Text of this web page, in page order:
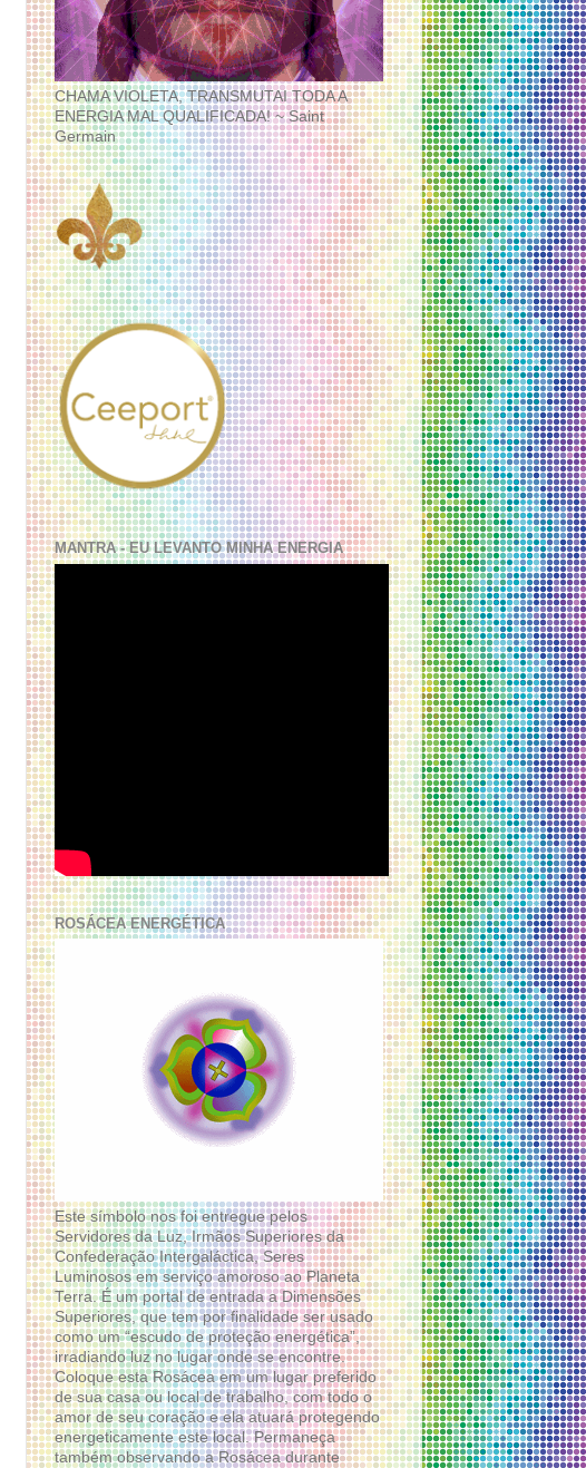
CHAMA VIOLETA, TRANSMUTAI TODA A
ENERGIA MAL QUALIFICADA! ~ Saint
Germain
MANTRA - EU LEVANTO MINHA ENERGIA
ROSÁCEA ENERGÉTICA
Este símbolo nos foi entregue pelos
Servidores da Luz, Irmãos Superiores da
Confederação Intergaláctica, Seres
Luminosos em serviço amoroso ao Planeta
Terra. É um portal de entrada a Dimensões
Superiores, que tem por finalidade ser usado
como um “escudo de proteção energética”,
irradiando luz no lugar onde se encontre.
Coloque esta Rosácea em um lugar preferido
de sua casa ou local de trabalho, com todo o
amor de seu coração e ela atuará protegendo
energeticamente este local. Permaneça
também observando a Rosácea durante